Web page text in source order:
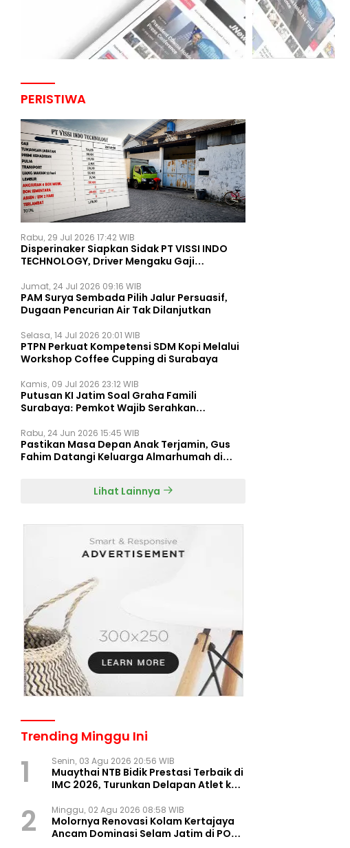
PERISTIWA
Rabu, 29 Jul 2026 17:42 WIB
Disperinaker Siapkan Sidak PT VISSI INDO
TECHNOLOGY, Driver Mengaku Gaji
Jumat, 24 Jul 2026 09:16 WIB
PAM Surya Sembada Pilih Jalur Persuasif,
Dugaan Pencurian Air Tak Dilanjutkan
Selasa, 14 Jul 2026 20:01 WIB
PTPN Perkuat Kompetensi SDM Kopi Melalui
Workshop Coffee Cupping di Surabaya
Kamis, 09 Jul 2026 23:12 WIB
Putusan KI Jatim Soal Graha Famili
Surabaya: Pemkot Wajib Serahkan
Rabu, 24 Jun 2026 15:45 WIB
Pastikan Masa Depan Anak Terjamin, Gus
Fahim Datangi Keluarga Almarhumah di
Lihat Lainnya
Trending Minggu Ini
1 Senin, 03 Agu 2026 20:56 WIB
Muaythai NTB Bidik Prestasi Terbaik di
IMC 2026, Turunkan Delapan Atlet ke
2 Minggu, 02 Agu 2026 08:58 WIB
Molornya Renovasi Kolam Kertajaya
Ancam Dominasi Selam Jatim di PON